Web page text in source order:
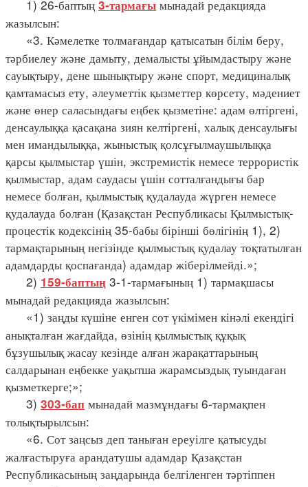
1) 26-баптың 3-тармағы мынадай редакцияда
жазылсын:
«3. Кәмелетке толмағандар қатысатын білім беру,
тәрбиелеу және дамыту, демалысты ұйымдастыру және
сауықтыру, дене шынықтыру және спорт, медициналық
қамтамасыз ету, әлеуметтік қызметтер көрсету, мәдениет
және өнер саласындағы еңбек қызметіне: адам өлтіргені,
денсаулыққа қасақана зиян келтіргені, халық денсаулығы
мен имандылыққа, жыныстық қолсұғылмаушылыққа
қарсы қылмыстар үшін, экстремистік немесе террористік
қылмыстар, адам саудасы үшін сотталғандығы бар
немесе болған, қылмыстық қудалауда жүрген немесе
қудалауда болған (Қазақстан Республикасы Қылмыстық-
процестік кодексінің 35-бабы бірінші бөлігінің 1), 2)
тармақтарының негізінде қылмыстық қудалау тоқтатылған
адамдарды қоспағанда) адамдар жіберілмейді.»;
2) 159-баптың 3-1-тармағының 1) тармақшасы
мынадай редакцияда жазылсын:
«1) заңды күшіне енген сот үкімімен кінәлі екендігі
анықталған жағдайда, өзінің қылмыстық құқық
бұзушылық жасау кезінде алған жарақаттарының
салдарынан еңбекке уақытша жарамсыздық туындаған
қызметкерге;»;
3) 303-бап мынадай мазмұндағы 6-тармақпен
толықтырылсын:
«6. Сот заңсыз деп таныған ереуілге қатысуды
жалғастыруға арандатушы адамдар Қазақстан
Республикасының заңдарында белгіленген тәртіппен